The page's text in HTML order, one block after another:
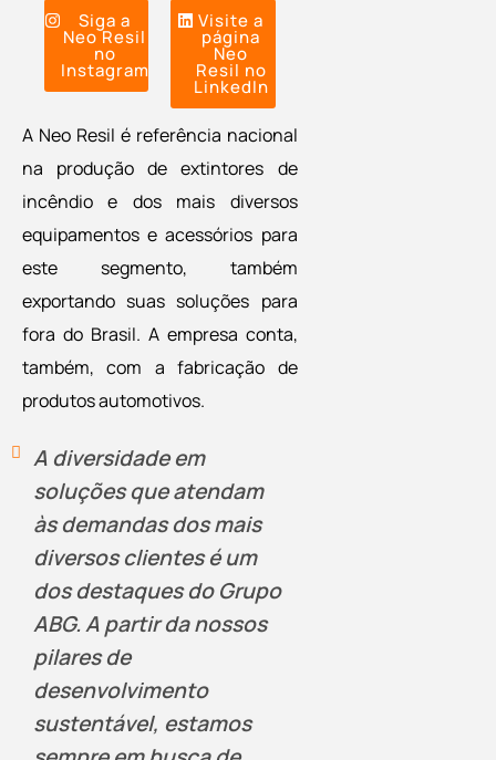
Siga a
Neo Resil
no
Instagram
Visite a
página
Neo
Resil no
LinkedIn
A Neo Resil é referência nacional
na produção de extintores de
incêndio e dos mais diversos
equipamentos e acessórios para
este segmento, também
exportando suas soluções para
fora do Brasil. A empresa conta,
também, com a fabricação de
produtos automotivos.
A diversidade em
soluções que atendam
às demandas dos mais
diversos clientes é um
dos destaques do Grupo
ABG. A partir da nossos
pilares de
desenvolvimento
sustentável, estamos